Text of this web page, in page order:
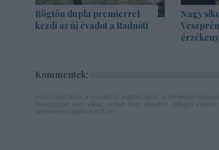
Rögtön dupla premierrel
kezdi az új évadot a Radnóti
Nagy
Kommentek: